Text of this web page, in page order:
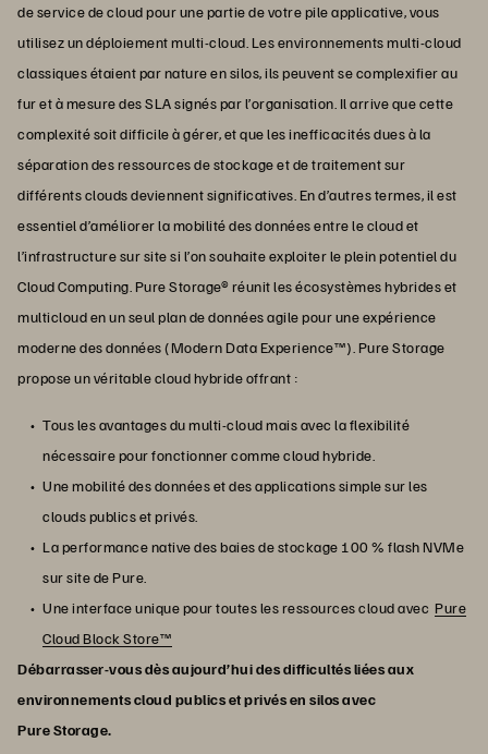
de service de cloud pour une partie de votre pile applicative, vous
utilisez un déploiement multi-cloud. Les environnements multi-cloud
classiques étaient par nature en silos, ils peuvent se complexifier au
fur et à mesure des SLA signés par l’organisation. Il arrive que cette
complexité soit difficile à gérer, et que les inefficacités dues à la
séparation des ressources de stockage et de traitement sur
différents clouds deviennent significatives. En d’autres termes, il est
essentiel d’améliorer la mobilité des données entre le cloud et
l’infrastructure sur site si l’on souhaite exploiter le plein potentiel du
Cloud Computing. Pure Storage® réunit les écosystèmes hybrides et
multicloud en un seul plan de données agile pour une expérience
moderne des données (Modern Data Experience™). Pure Storage
propose un véritable cloud hybride offrant :
Tous les avantages du multi-cloud mais avec la flexibilité
nécessaire pour fonctionner comme cloud hybride.
Une mobilité des données et des applications simple sur les
clouds publics et privés.
La performance native des baies de stockage 100 % flash NVMe
sur site de Pure.
Une interface unique pour toutes les ressources cloud avec Pure
Cloud Block Store™
Débarrasser-vous dès aujourd’hui des difficultés liées aux
environnements cloud publics et privés en silos avec
Pure Storage.